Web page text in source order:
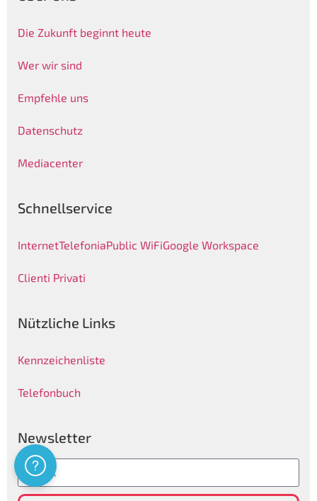
Die Zukunft beginnt heute
Wer wir sind
Empfehle uns
Datenschutz
Mediacenter
Schnellservice
InternetTelefoniaPublic WiFiGoogle Workspace
Clienti Privati
Nützliche Links
Kennzeichenliste
Telefonbuch
Newsletter